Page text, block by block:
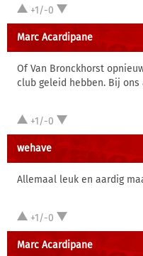
+1/-0
Marc Acardipane
Of Van Bronckhorst
club geleid hebben. Bij
+1/-0
wehave
Allemaal leuk en aardig
+1/-0
Marc Acardipane